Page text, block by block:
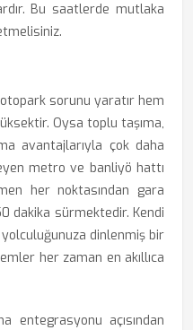
Bu saatlerde mutlaka
sorunu yaratır hem
Oysa toplu taşıma,
avantajlarıyla çok daha
metro ve banliyö hattı
her noktasından gara
dakika sürmektedir. Kendi
yolculuğunuza dinlenmiş bir
her zaman en akıllıca
entegrasyonu açısından